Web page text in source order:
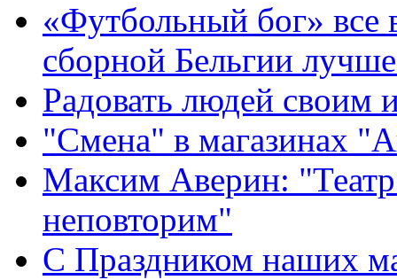
«Футбольный бог» все
сборной Бельгии
Радовать людей своим
"Смена" в магазинах
Максим Аверин:
неповторим"
С Праздником наших